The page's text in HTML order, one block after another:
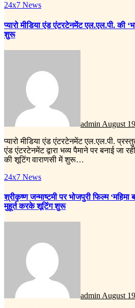
24x7 News
प्यारो मीडिया एंड एंटरटेनमेंट एल.एल.पी. की
शुरू
admin August
प्यारो मीडिया एंड एंटरटेनमेंट एल.एल.पी. प्रस्तुत निर्माता ए बी सी डी फ़िल्म्स
एंड एंटरटेनमेंट द्वारा भव्य पैमाने पर बनाई जा
की शूटिंग वाराणसी में शुरू…
24x7 News
श्रीकृष्ण जन्माष्टमी पर भोजपुरी फिल्म ‘महिमा
मुहूर्त करके शूटिंग शुरू
admin August